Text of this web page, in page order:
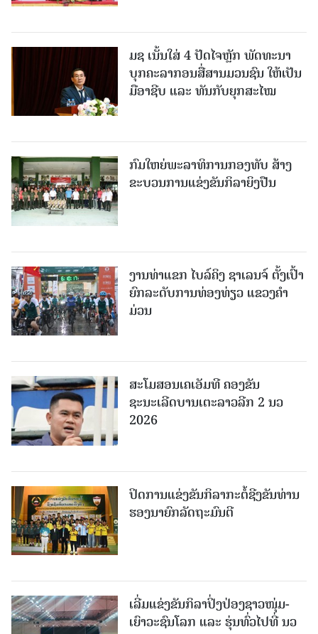
ມຊ ເນັ້ນໃສ່ 4 ປັດໄຈຫຼັກ ພັດທະນາ
ບຸກຄະລາກອນສື່ສານມວນຊົນ ໃຫ້ເປັນ
ມືອາຊີບ ແລະ ທັນກັບຍຸກສະໄໝ
ກົມໃຫຍ່ພະລາທິການກອງທັບ ສ້າງ
ຂະບວນການແຂ່ງຂັນກິລາຍິງປືນ
ງານທ່າແຂກ ໄບລ໌ຄິງ ຊາເລນຈ໌ ຕັ້ງເປົ້າ
ຍົກລະດັບການທ່ອງທ່ຽວ ແຂວງຄໍາ
ມ່ວນ
ສະໂມສອນເຄເອັມທີ ຄອງຂັນ
ຊະນະເລີດບານເຕະລາວລີກ 2 ນວ
2026
ປິດການແຂ່ງຂັນກິລາກະຕໍ້ຊີງຂັນທ່ານ
ຮອງນາຍົກລັດຖະມົນຕີ
ເລີ່ມແຂ່ງຂັນກິລາປິ່ງປ່ອງຊາວໜຸ່ມ-
ເຍົາວະຊົນໂລກ ແລະ ຮຸ່ນທົ່ວໄປທີ່ ນວ